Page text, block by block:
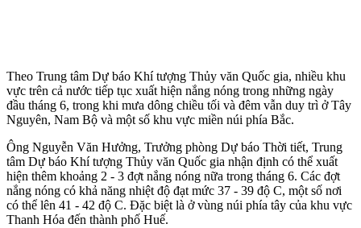
Theo Trung tâm Dự báo Khí tượng Thủy văn Quốc gia, nhiều khu
vực trên cả nước tiếp tục xuất hiện nắng nóng trong những ngày
đầu tháng 6, trong khi mưa dông chiều tối và đêm vẫn duy trì ở Tây
Nguyên, Nam Bộ và một số khu vực miền núi phía Bắc.
Ông Nguyễn Văn Hưởng, Trưởng phòng Dự báo Thời tiết, Trung
tâm Dự báo Khí tượng Thủy văn Quốc gia nhận định có thể xuất
hiện thêm khoảng 2 - 3 đợt nắng nóng nữa trong tháng 6. Các đợt
nắng nóng có khả năng nhiệt độ đạt mức 37 - 39 độ C, một số nơi
có thể lên 41 - 42 độ C. Đặc biệt là ở vùng núi phía tây của khu vực
Thanh Hóa đến thành phố Huế.